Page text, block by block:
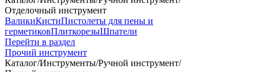
Отделочный инструмент
ВаликиКистиПистолеты для пены и
герметиковПлиткорезыШпатели
Перейти в раздел
Прочий инструмент
Каталог/Инструменты/Ручной инструмент/